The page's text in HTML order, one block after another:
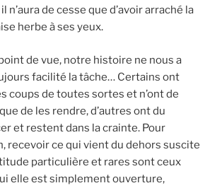
n’aura de cesse que d’avoir arraché la
herbe à ses yeux.
de vue, notre histoire ne nous a
facilité la tâche… Certains ont
coups de toutes sortes et n’ont de
de les rendre, d’autres ont du
et restent dans la crainte. Pour
recevoir ce qui vient du dehors suscite
particulière et rares sont ceux
elle est simplement ouverture,